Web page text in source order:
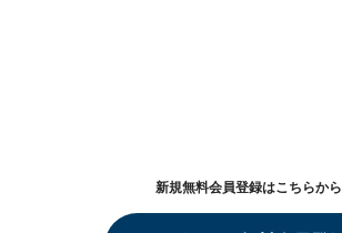
新規無料会員登録はこちらから